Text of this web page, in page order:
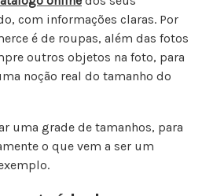
com informações claras. Por
é de roupas, além das fotos
outros objetos na foto, para
noção real do tamanho do
uma grade de tamanhos, para
o que vem a ser um